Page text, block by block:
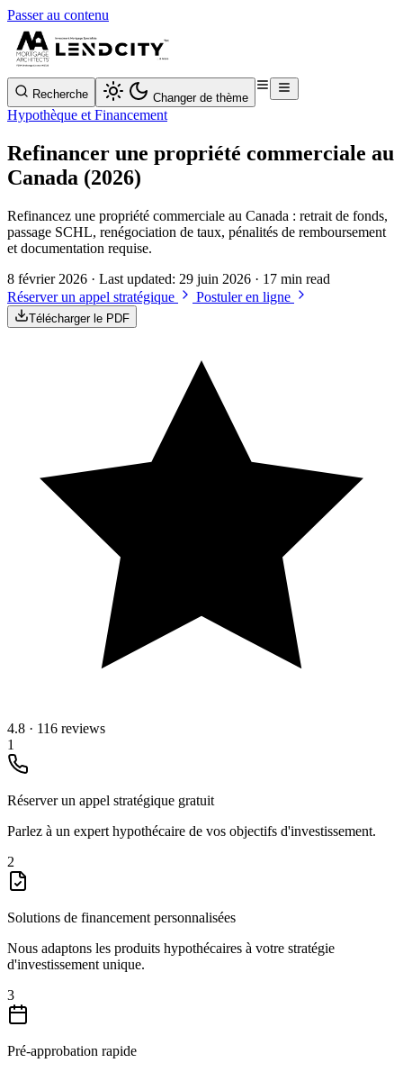
Passer au contenu
Recherche Changer de thème
Hypothèque et Financement
Refinancer une propriété commerciale au
Canada (2026)
Refinancez une propriété commerciale au Canada : retrait de fonds,
passage SCHL, renégociation de taux, pénalités de remboursement
et documentation requise.
8 février 2026 · Last updated: 29 juin 2026 · 17 min read
Réserver un appel stratégique
Postuler en ligne
Télécharger le PDF
4.8 · 116 reviews
1
Réserver un appel stratégique gratuit
Parlez à un expert hypothécaire de vos objectifs d'investissement.
2
Solutions de financement personnalisées
Nous adaptons les produits hypothécaires à votre stratégie
d'investissement unique.
3
Pré-approbation rapide